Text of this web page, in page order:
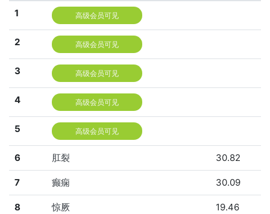
1 高级会员可见
2 高级会员可见
3 高级会员可见
4 高级会员可见
5 高级会员可见
6 肛裂 30.82
7 癫痫 30.09
8 惊厥 19.46